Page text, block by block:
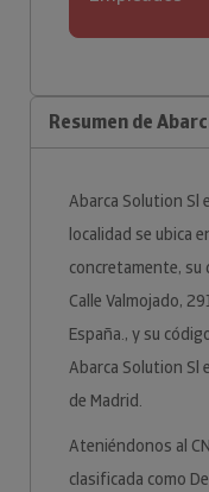
Resumen de
Abarca Solution Sl
localidad se ubica
concretamente, su
Calle Valmojado,
España., y su
Abarca Solution Sl
de Madrid.
Ateniéndonos al
clasificada como